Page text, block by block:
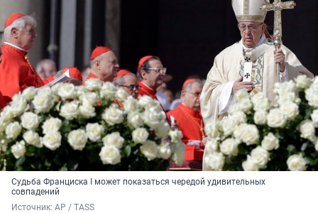
Судьба Франциска I может показаться чередой удивительных
совпадений
Источник: AP / TASS